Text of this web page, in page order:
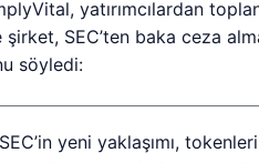
yatırımcılardan
SEC’ten baka ceza
söyledi:
yeni yaklaşımı,